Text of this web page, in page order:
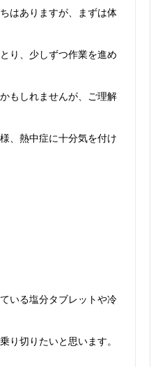
はありますが、まずは体
り、少しずつ作業を進め
もしれませんが、ご理解
、熱中症に十分気を付け
いる塩分タブレットや冷
り切りたいと思います。